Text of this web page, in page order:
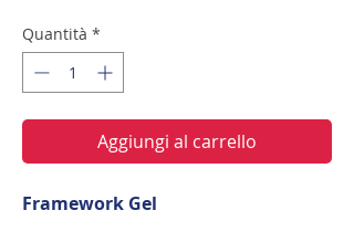
Quantità *
Aggiungi al carrello
Framework Gel